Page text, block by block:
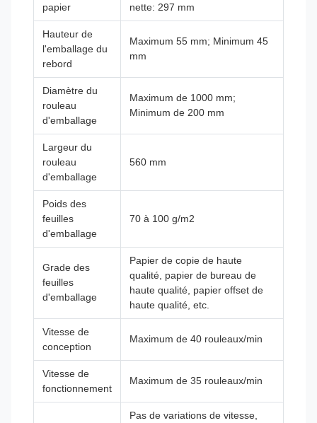
papier
nette: 297 mm
Hauteur de
l'emballage du
rebord
Maximum 55 mm; Minimum 45
mm
Diamètre du
rouleau
d'emballage
Maximum de 1000 mm;
Minimum de 200 mm
Largeur du
rouleau
d'emballage
560 mm
Poids des
feuilles
d'emballage
70 à 100 g/m2
Grade des
feuilles
d'emballage
Papier de copie de haute
qualité, papier de bureau de
haute qualité, papier offset de
haute qualité, etc.
Vitesse de
conception
Maximum de 40 rouleaux/min
Vitesse de
fonctionnement
Maximum de 35 rouleaux/min
Pas de variations de vitesse,